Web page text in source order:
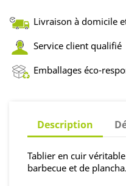
Livraison à domicile
Service client qualifié
Emballages éco-
Description
Tablier en cuir
barbecue et de plancha.